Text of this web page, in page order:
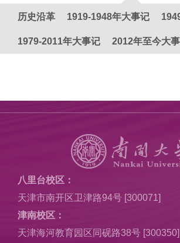
历史沿革 1919-1948年大事记
1979-2011年大事记 2012年至今大
八里台校区：
天津市南开区卫津路94号 [300071]
津南校区：
天津海河教育园区同砚路38号 [300350]